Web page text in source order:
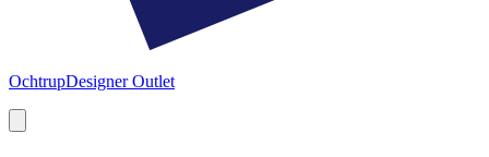
OchtrupDesigner Outlet